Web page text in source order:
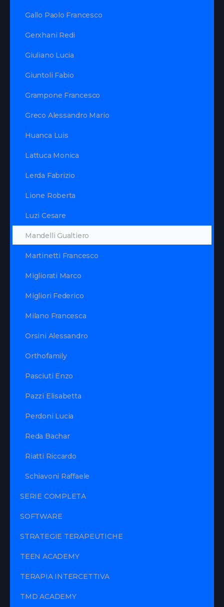
Gallo Paolo Francesco
Gerxhani Redi
Giuliano Lucia
Giuntoli Fabio
Grampone Francesco
Greco Alessandro Mario
Huanca Luis
Lattuca Monica
Lerda Fabrizio
Lione Roberta
Luzi Cesare
Mandelli Gualtiero
Martinetti Francesco
Migliorati Marco
Migliori Federico
Milano Francesca
Orsini Alessandro
Orthofamily
Pasciuti Enzo
Pazzi Elisabetta
Perdoni Lucia
Reda Bachar
Riatti Riccardo
Schiavoni Raffaele
SERIE COMPLETA
SOFTWARE
STRATEGIE TERAPEUTICHE
TEEN ACADEMY
TERAPIA INTERCETTIVA
TMD ACADEMY